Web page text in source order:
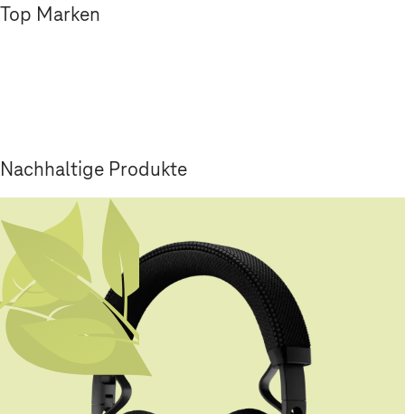
Top Marken
Nachhaltige Produkte